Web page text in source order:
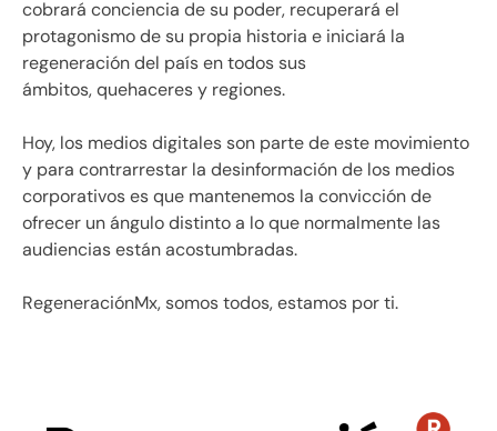
cobrará conciencia de su poder, recuperará el
protagonismo de su propia historia e iniciará la
regeneración del país en todos sus
ámbitos, quehaceres y regiones.
Hoy, los medios digitales son parte de este movimiento
y para contrarrestar la desinformación de los medios
corporativos es que mantenemos la convicción de
ofrecer un ángulo distinto a lo que normalmente las
audiencias están acostumbradas.
RegeneraciónMx, somos todos, estamos por ti.